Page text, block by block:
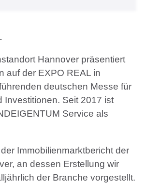
Hannover präsentiert
auf der EXPO REAL in
deutschen Messe für
Investitionen. Seit 2017 ist
Service als
Immobilienmarktbericht der
an dessen Erstellung wir
der Branche vorgestellt.